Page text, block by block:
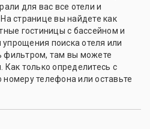
для вас все отели и
странице вы найдете как
гостиницы с бассейном и
поиска отеля или
фильтром, там вы можете
Как только определитесь с
телефона или оставьте